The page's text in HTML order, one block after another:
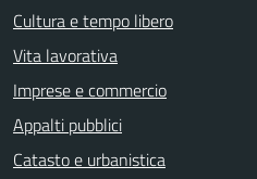
Cultura e tempo libero
Vita lavorativa
Imprese e commercio
Appalti pubblici
Catasto e urbanistica